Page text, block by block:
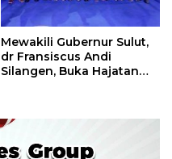
Mewakili Gubernur Sulut,
dr Fransiscus Andi
Silangen, Buka Hajatan